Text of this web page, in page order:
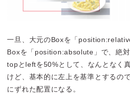
一旦、大元のBoxを「
Boxを「position:absolute」で、絶対
topとleftを50%として、なんとなく
けど、基本的に左上を基準とするの
にずれた配置になる。